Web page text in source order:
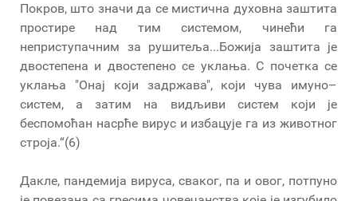
Покров, што значи да се мистична духовна заштита
простире над тим системом, чинећи га
неприступачним за рушитеља...Божија заштита је
двостепена и двостепено се уклања. С почетка се
уклања "Онај који задржава", који чува имуно–
систем, а затим на видљиви систем који је
беспомоћан насрће вирус и избацује га из животног
строја.“(6)
Дакле, пандемија вируса, сваког, па и овог, потпуно